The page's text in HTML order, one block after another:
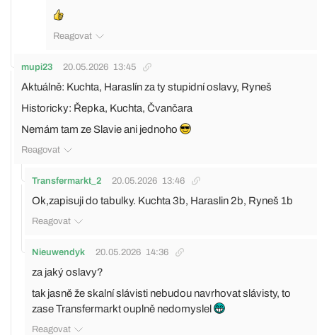
Reagovat
mupi23 20.05.2026 13:45
Aktuálně: Kuchta, Haraslín za ty stupidní oslavy, Ryneš
Historicky: Řepka, Kuchta, Čvančara
Nemám tam ze Slavie ani jednoho
Reagovat
Transfermarkt_2 20.05.2026 13:46
Ok,zapisuji do tabulky. Kuchta 3b, Haraslin 2b, Ryneš 1b
Reagovat
Nieuwendyk 20.05.2026 14:36
za jaký oslavy?
tak jasně že skalní slávisti nebudou navrhovat slávisty, to
zase Transfermarkt ouplně nedomyslel
Reagovat